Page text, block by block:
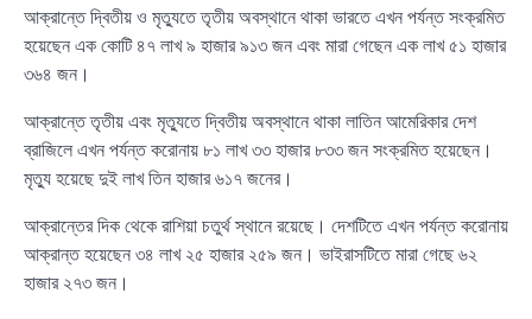
আক্রান্তে দ্বিতীয় ও মৃত্যুতে তৃতীয় অবস্থানে থাকা ভারতে এখন পর্যন্ত সংক্রমিত
হয়েছেন এক কোটি ৪৭ লাখ ৯ হাজার ৯১৩ জন এবং মারা গেছেন এক লাখ ৫১ হাজার
৩৬৪ জন।
আক্রান্তে তৃতীয় এবং মৃত্যুতে দ্বিতীয় অবস্থানে থাকা লাতিন আমেরিকার দেশ
ব্রাজিলে এখন পর্যন্ত করোনায় ৮১ লাখ ৩৩ হাজার ৮৩৩ জন সংক্রমিত হয়েছেন।
মৃত্যু হয়েছে দুই লাখ তিন হাজার ৬১৭ জনের।
আক্রান্তের দিক থেকে রাশিয়া চতুর্থ স্থানে রয়েছে। দেশটিতে এখন পর্যন্ত করোনায়
আক্রান্ত হয়েছেন ৩৪ লাখ ২৫ হাজার ২৫৯ জন। ভাইরাসটিতে মারা গেছে ৬২
হাজার ২৭৩ জন।